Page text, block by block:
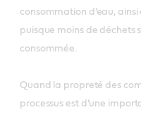
consommation d’eau,
puisque moins de déchets
consommée.
Quand la propreté des
processus est d’une